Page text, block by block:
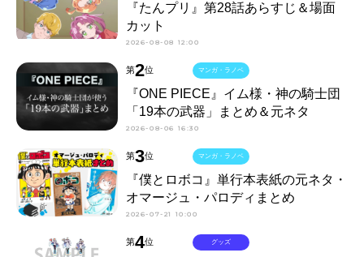
『たんプリ』第28話あらすじ＆場面
カット
2026-08-08 12:00
第2位
『ONE PIECE』イム様・神の騎士団
「19本の武器」まとめ＆元ネタ
2026-08-06 16:30
マンガ・ラノベ
第3位
『僕とロボコ』単行本表紙の元ネタ・
オマージュ・パロディまとめ
2026-07-21 10:00
マンガ・ラノベ
第4位 グッズ